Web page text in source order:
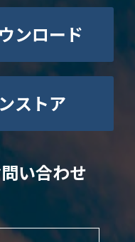
ンロード
ストア
い合わせ